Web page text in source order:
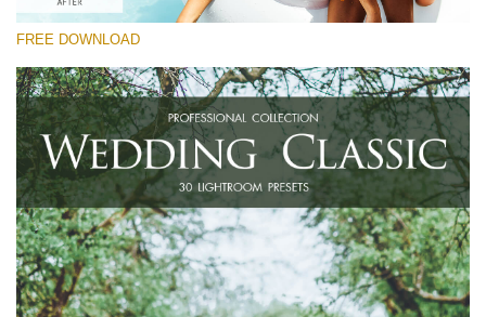
(2067 Lr Presets)
Free download
FREE DOWNLOAD